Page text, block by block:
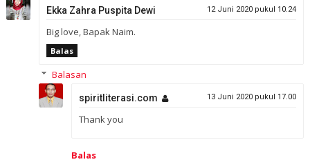
Ekka Zahra Puspita Dewi 12 Juni 2020 pukul 10.24
Big love, Bapak Naim.
Balas
Balasan
spiritliterasi.com 13 Juni 2020 pukul 17.00
Thank you
Balas